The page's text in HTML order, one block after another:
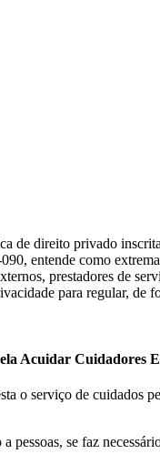
direito privado
entende como
prestadores de
para regular, de
Acuidar Cuidadores
o serviço de cuidados
pessoas, se faz